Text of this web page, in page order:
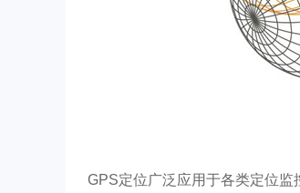
GPS定位广泛应用于各类定位